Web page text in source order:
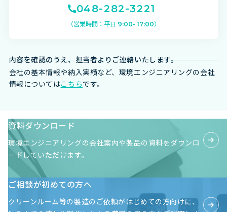
048-282-3221
（営業時間：平日 9:00- 17:00）
内容を確認のうえ、担当者よりご連絡いたします。
会社の基本情報や納入実績など、環境エンジニアリングの会社
情報についてはこちらです。
資料ダウンロード
環境エンジニアリングの会社案内や製品の資料をダウンロ
ードしていただけます。
ご相談が初めての方へ
クリーンルーム等の製造のご依頼がはじめての方向けに、